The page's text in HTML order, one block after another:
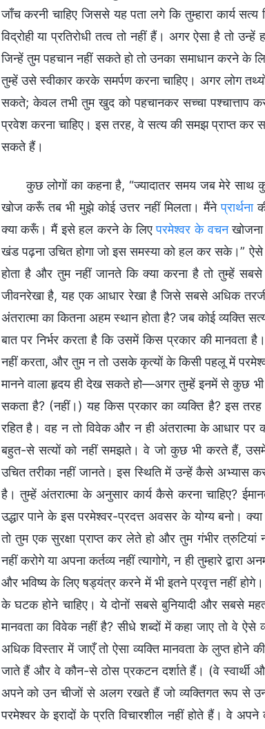
जाँच करनी चाहिए जिससे यह पता लगे कि तुम्हारा कार्य सत्य
विद्रोही या प्रतिरोधी तत्व तो नहीं हैं। अगर ऐसा है तो
जिन्हें तुम पहचान नहीं सकते हो तो उनका समाधान करने के
तुम्हें उसे स्वीकार करके समर्पण करना चाहिए। अगर लोग
सकते; केवल तभी तुम खुद को पहचानकर सच्चा पश्चात्ताप
प्रवेश करना चाहिए। इस तरह, वे सत्य की समझ प्राप्त कर
सकते हैं।
कुछ लोगों का कहना है, “ज्यादातर समय जब मेरे
खोज करूँ तब भी मुझे कोई उत्तर नहीं मिलता। मैंनेप्रार्थना
क्या करूँ। मैं इसे हल करने के लिएपरमेश्वर के वचनखोजना
खंड पढ़ना उचित होगा जो इस समस्या को हल कर सके।”
होता है और तुम नहीं जानते कि क्या करना है तो तुम्हें सबसे
जीवनरेखा है, यह एक आधार रेखा है जिसे सबसे अधिक
अंतरात्मा का कितना अहम स्थान होता है? जब कोई व्यक्ति
बात पर निर्भर करता है कि उसमें किस प्रकार की मानवता
नहीं करता, और तुम न तो उसके कृत्यों के किसी पहलू में
मानने वाला हृदय ही देख सकते हो—अगर तुम्हें इनमें से कुछ भी
सकता है? (नहीं।) यह किस प्रकार का व्यक्ति है? इस तरह
रहित है। वह न तो विवेक और न ही अंतरात्मा के आधार
बहुत-से सत्यों को नहीं समझते। वे जो कुछ भी करते हैं, उसमें
उचित तरीका नहीं जानते। इस स्थिति में उन्हें कैसे अभ्यास
है। तुम्हें अंतरात्मा के अनुसार कार्य कैसे करना चाहिए?
उद्धार पाने के इस परमेश्वर-प्रदत्त अवसर के योग्य बनो।
तो तुम एक सुरक्षा प्राप्त कर लेते हो और तुम गंभीर
नहीं करोगे या अपना कर्तव्य नहीं त्यागोगे, न ही तुम्हारे
और भविष्य के लिए षड्यंत्र करने में भी इतने प्रवृत्त नहीं होगे।
के घटक होने चाहिए। ये दोनों सबसे बुनियादी और सबसे
मानवता का विवेक नहीं है? सीधे शब्दों में कहा जाए तो वे ऐसे
अधिक विस्तार में जाएँ तो ऐसा व्यक्ति मानवता के लुप्त होने
जाते हैं और वे कौन-से ठोस प्रकटन दर्शाते हैं। (वे स्वार्थी
अपने को उन चीजों से अलग रखते हैं जो व्यक्तिगत रूप से
परमेश्वर के इरादों के प्रति विचारशील नहीं होते हैं। वे